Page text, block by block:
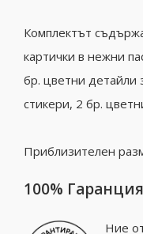
Комплектът
картички в нежни
бр. цветни детайли
стикери, 2 бр.
Приблизителен
100%
Ние